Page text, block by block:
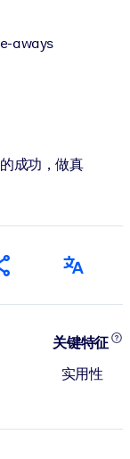
to-use business
knowledge to
aways
成功，做真
关键特征
实用性